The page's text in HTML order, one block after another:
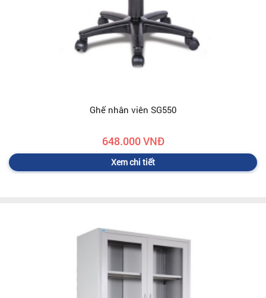
Ghế nhân viên SG550
648.000 VNĐ
Xem chi tiết